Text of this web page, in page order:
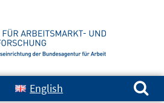
English
Suchen nach: